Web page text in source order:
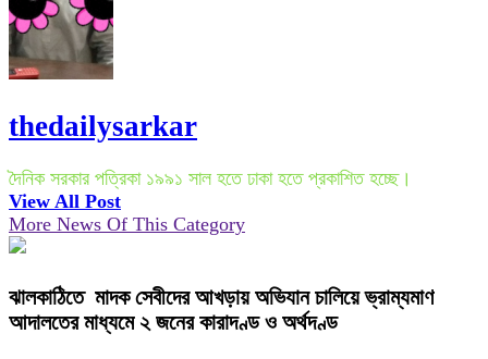
thedailysarkar
দৈনিক সরকার পত্রিকা ১৯৯১ সাল হতে ঢাকা হতে প্রকাশিত হচ্ছে।
View All Post
More News Of This Category
ঝালকাঠিতে মাদক সেবীদের আখড়ায় অভিযান চালিয়ে ভ্রাম্যমাণ
আদালতের মাধ্যমে ২ জনের কারাদণ্ড ও অর্থদণ্ড